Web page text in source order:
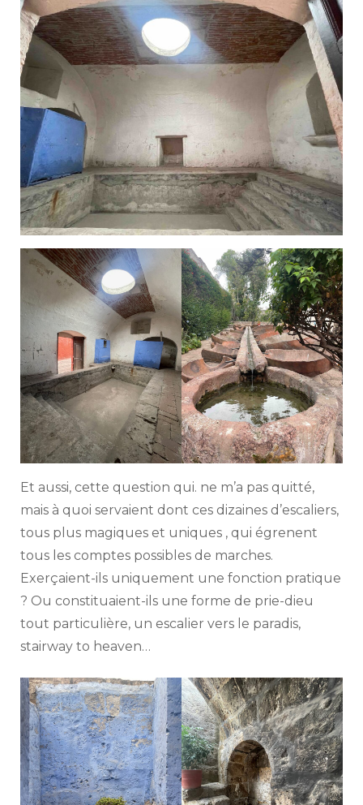
Et aussi, cette question qui. ne m’a pas quitté,
mais à quoi servaient dont ces dizaines d’escaliers,
tous plus magiques et uniques , qui égrenent
tous les comptes possibles de marches.
Exerçaient-ils uniquement une fonction pratique
? Ou constituaient-ils une forme de prie-dieu
tout particulière, un escalier vers le paradis,
stairway to heaven…